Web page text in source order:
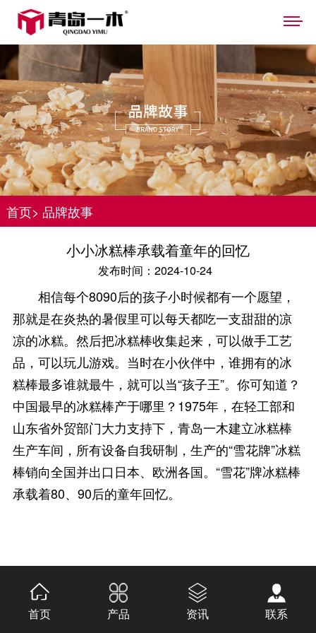
首页> 品牌故事
小小冰糕棒承载着童年的回忆
发布时间：2024-10-24
相信每个8090后的孩子小时候都有一个愿望，
那就是在炎热的暑假里可以每天都吃一支甜甜的凉
凉的冰糕。然后把冰糕棒收集起来，可以做手工艺
品，可以玩儿游戏。当时在小伙伴中，谁拥有的冰
糕棒最多谁就最牛，就可以当“孩子王”。你可知道？
中国最早的冰糕棒产于哪里？1975年，在轻工部和
山东省外贸部门大力支持下，青岛一木建立冰糕棒
生产车间，所有设备自我研制，生产的“雪花牌”冰糕
棒销向全国并出口日本、欧洲各国。“雪花”牌冰糕棒
承载着80、90后的童年回忆。
首页 产品 资讯 联系